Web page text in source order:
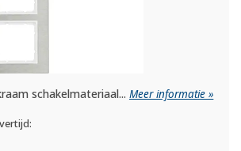
schakelmateriaal...Meer informatie »